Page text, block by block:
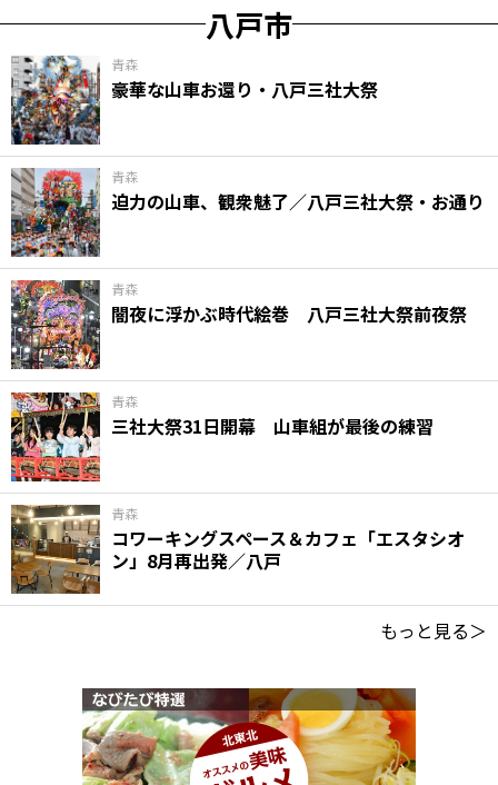
八戸市
青森
豪華な山車お還り・八戸三社大祭
青森
迫力の山車、観衆魅了／八戸三社大祭・お通り
青森
闇夜に浮かぶ時代絵巻 八戸三社大祭前夜祭
青森
三社大祭31日開幕 山車組が最後の練習
青森
コワーキングスペース＆カフェ「エスタシオ
ン」8月再出発／八戸
もっと見る＞